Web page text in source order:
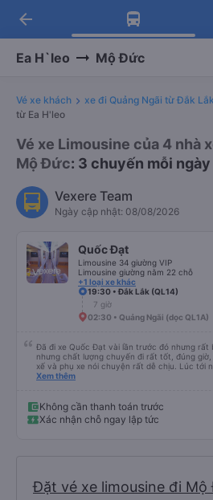
Tải app Vexere
Nhận ưu đãi thành viên
Tải app Vexere
-30k/ghế khi đặt vé
arrow_back
Ea H`leo Mộ Đức
Vé xe khách xe đi Quảng Ngãi từ Đắk Lắk
từ Ea H'leo
Vé xe Limousine của 4 nhà
Mộ Đức: 3 chuyến mỗi ngày
Vexere Team
Ngày cập nhật: 08/08/2026
Quốc Đạt
Limousine 34 giường VIP
Limousine giường nằm 22 chỗ
+1 loại xe khác
19:30 • Đắk Lắk (QL14)
7 giờ
02:30 • Quảng Ngãi (dọc QL1A)
Đã đi xe Quốc Đạt vài lần trước đó nhưng rất
nhưng chất lượng chuyến đi rất tốt, đúng
xế và phụ xe nói chuyện rất dễ chịu. Lúc tới
chuyển tới tận nhà. 10đ cho nhà xe, hy vọng
Xem thêm
Không cần thanh toán trước
Xác nhận chỗ ngay lập tức
Đặt vé xe limousine đi